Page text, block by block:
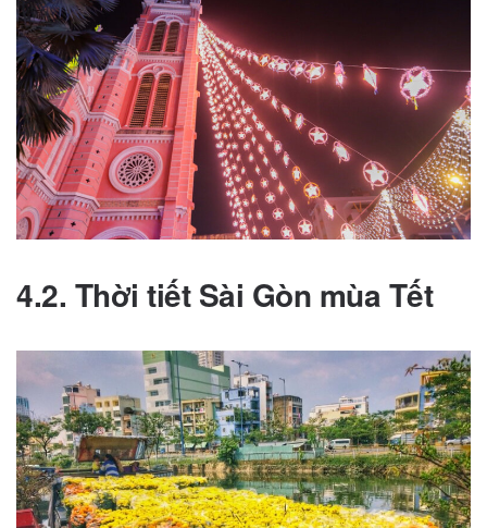
4.2. Thời tiết Sài Gòn mùa Tết